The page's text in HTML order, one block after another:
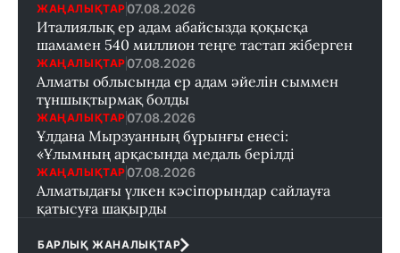
ЖАҢАЛЫҚТАР 07.08.2026
Италиялық ер адам абайсызда қоқысқа
шамамен 540 миллион теңге тастап жіберген
ЖАҢАЛЫҚТАР 07.08.2026
Алматы облысында ер адам әйелін сыммен
тұншықтырмақ болды
ЖАҢАЛЫҚТАР 07.08.2026
Ұлдана Мырзуанның бұрынғы енесі:
«Ұлымның арқасында медаль берілді
ЖАҢАЛЫҚТАР 07.08.2026
Алматыдағы үлкен кәсіпорындар сайлауға
қатысуға шақырды
БАРЛЫҚ ЖАНАЛЫҚТАР